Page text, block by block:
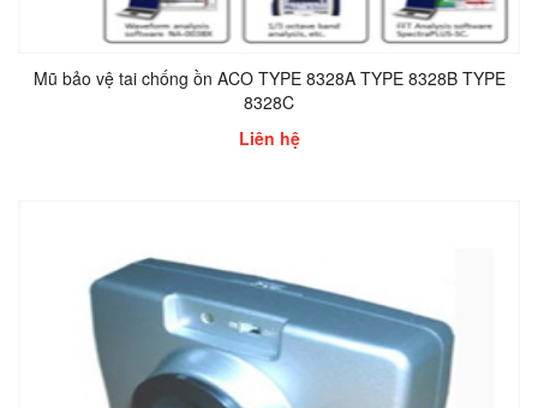
Mũ bảo vệ tai chống ồn ACO TYPE 8328A TYPE 8328B TYPE
8328C
Liên hệ